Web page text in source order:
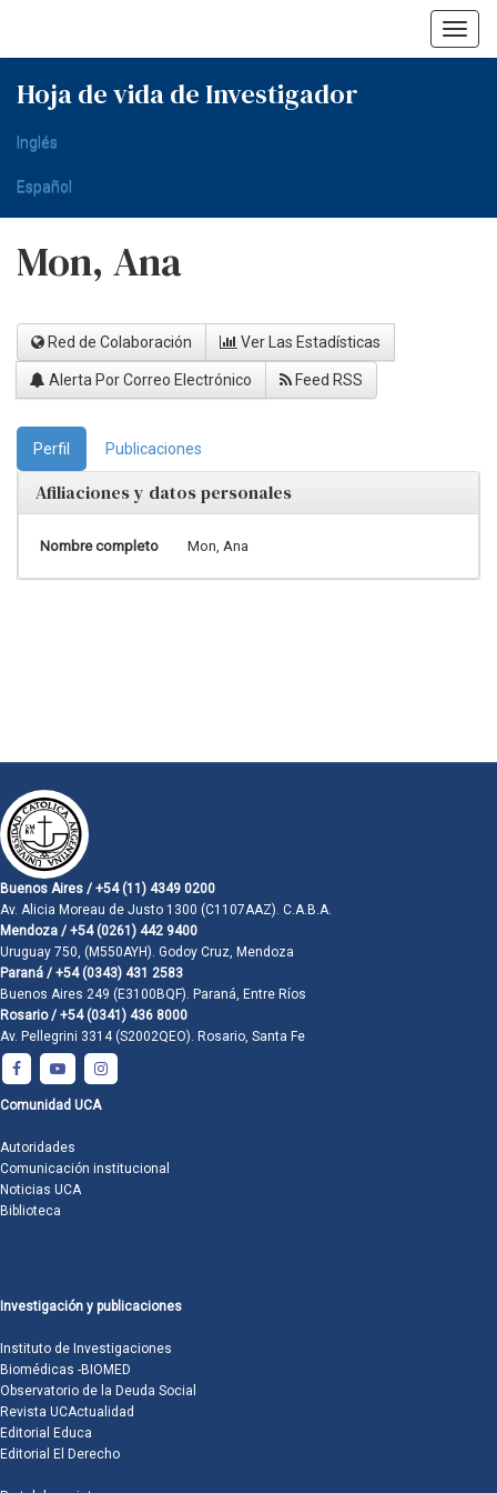
Hoja de vida de Investigador
Inglés
Español
Mon, Ana
Red de Colaboración Ver Las Estadísticas
Alerta Por Correo Electrónico Feed RSS
Perfil Publicaciones
Afiliaciones y datos personales
Nombre completo Mon, Ana
Buenos Aires / +54 (11) 4349 0200
Av. Alicia Moreau de Justo 1300 (C1107AAZ). C.A.B.A.
Mendoza / +54 (0261) 442 9400
Uruguay 750, (M550AYH). Godoy Cruz, Mendoza
Paraná / +54 (0343) 431 2583
Buenos Aires 249 (E3100BQF). Paraná, Entre Ríos
Rosario / +54 (0341) 436 8000
Av. Pellegrini 3314 (S2002QEO). Rosario, Santa Fe
Comunidad UCA
Autoridades
Comunicación institucional
Noticias UCA
Biblioteca
Investigación y publicaciones
Instituto de Investigaciones
Biomédicas -BIOMED
Observatorio de la Deuda Social
Revista UCActualidad
Editorial Educa
Editorial El Derecho